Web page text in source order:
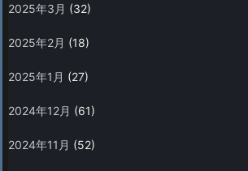
2025年3月 (32)
2025年2月 (18)
2025年1月 (27)
2024年12月 (61)
2024年11月 (52)